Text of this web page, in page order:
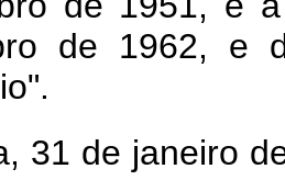
de 1962, e
de janeiro